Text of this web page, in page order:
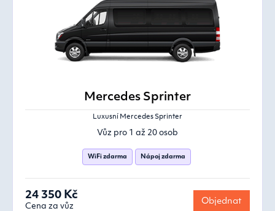
Mercedes Sprinter
Luxusní Mercedes Sprinter
Vůz pro 1 až 20 osob
WiFi zdarma Nápoj zdarma
24 350 Kč
Cena za vůz
Objednat